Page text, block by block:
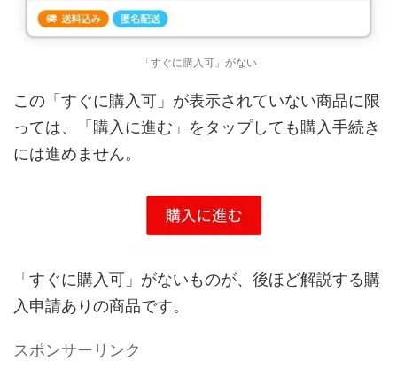
「すぐに購入可」がない
この「すぐに購入可」が表示されていない商品に限
っては、「購入に進む」をタップしても購入手続き
には進めません。
「すぐに購入可」がないものが、後ほど解説する購
入申請ありの商品です。
スポンサーリンク